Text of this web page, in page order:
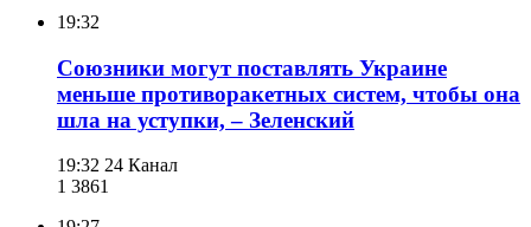
19:32
Союзники могут поставлять Украине
меньше противоракетных систем, чтобы она
шла на уступки, – Зеленский
19:32 24 Канал
1 3861